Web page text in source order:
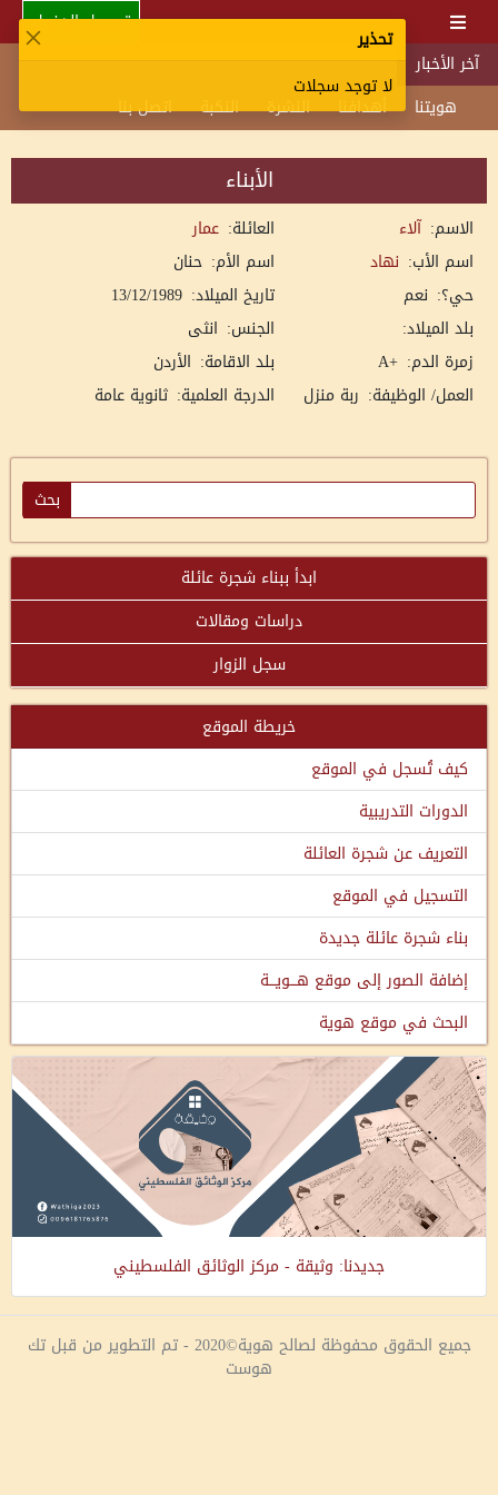
تسجيل الدخول
آخر الأخبار
هويتنا
أهدافنا النشرة النكبة اتصل بنا
الأبناء
الاسم: آلاء العائلة: عمار
اسم الأب: نهاد اسم الأم: حنان
حي؟: نعم تاريخ الميلاد: 13/12/1989
بلد الميلاد:
الجنس: انثى
زمرة الدم: +A بلد الاقامة: الأردن
العمل/ الوظيفة: ربة منزل الدرجة العلمية: ثانوية عامة
ابدأ ببناء شجرة عائلة
دراسات ومقالات
سجل الزوار
خريطة الموقع
كيف تُسجل في الموقع
الدورات التدريبية
التعريف عن شجرة العائلة
التسجيل في الموقع
بناء شجرة عائلة جديدة
إضافة الصور إلى موقع هـــويـــة
البحث في موقع هوية
جديدنا: وثيقة - مركز الوثائق الفلسطيني
جميع الحقوق محفوظة لصالح هوية©2020 - تم التطوير من قبل تك
هوست
تحذير
لا توجد سجلات